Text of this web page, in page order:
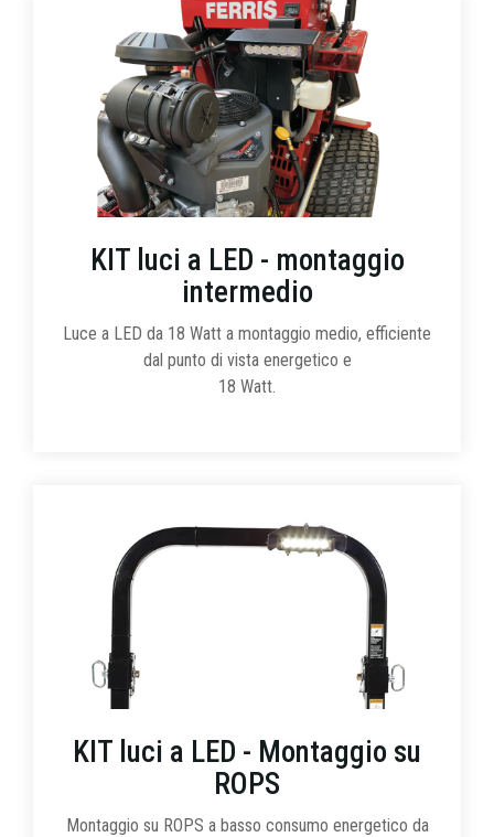
KIT luci a LED - montaggio
intermedio
Luce a LED da 18 Watt a montaggio medio, efficiente
dal punto di vista energetico e
18 Watt.
KIT luci a LED - Montaggio su
ROPS
Montaggio su ROPS a basso consumo energetico da